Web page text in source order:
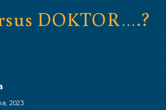
DOKTOR….?
2023